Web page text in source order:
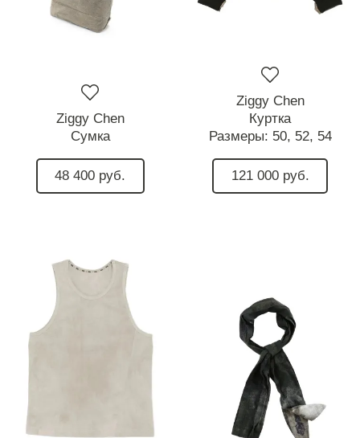
Ziggy Chen
Сумка
48 400 руб.
Ziggy Chen
Куртка
Размеры: 50, 52, 54
121 000 руб.